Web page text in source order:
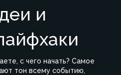
и
с чего начать? Самое
тон всему событию,